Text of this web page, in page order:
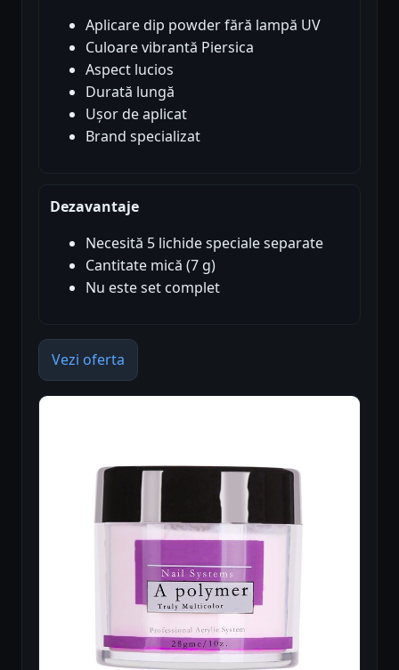
Aplicare dip powder fără lampă UV
Culoare vibrantă Piersica
Aspect lucios
Durată lungă
Ușor de aplicat
Brand specializat
Dezavantaje
Necesită 5 lichide speciale separate
Cantitate mică (7 g)
Nu este set complet
Vezi oferta